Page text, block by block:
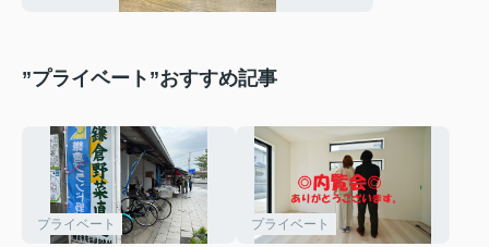
”プライベート”おすすめ記事
プライベート プライベート